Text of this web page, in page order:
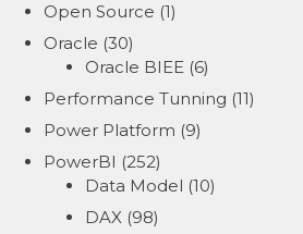
Open Source (1)
Oracle (30)
Oracle BIEE(6)
Performance Tunning (11)
Power Platform (9)
PowerBI (252)
Data Model (10)
DAX(98)